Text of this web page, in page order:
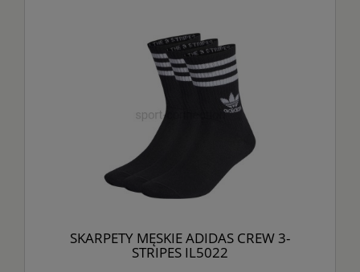
SKARPETY MĘSKIE ADIDAS CREW 3-
STRIPES IL5022